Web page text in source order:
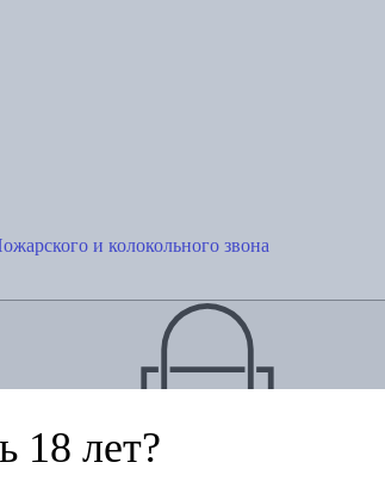
и колокольного звона
18 лет?